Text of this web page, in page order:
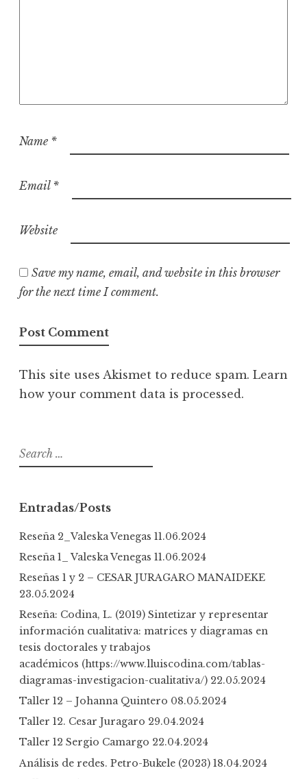
Name *
Email *
Website
Save my name, email, and website in this browser
for the next time I comment.
This site uses Akismet to reduce spam. Learn
how your comment data is processed .
S
e
c
h
r
:
Entradas/Posts
Reseña 2_Valeska Venegas 11.06.2024
Reseña 1_ Valeska Venegas 11.06.2024
Reseñas 1 y 2 – CESAR JURAGARO MANAIDEKE
23.05.2024
Reseña: Codina, L. (2019) Sintetizar y representar
información cualitativa: matrices y diagramas en
tesis doctorales y trabajos
académicos (https://www.lluiscodina.com/tablas-
diagramas-investigacion-cualitativa/) 22.05.2024
Taller 12 – Johanna Quintero 08.05.2024
Taller 12. Cesar Juragaro 29.04.2024
Taller 12 Sergio Camargo 22.04.2024
Análisis de redes. Petro-Bukele (2023) 18.04.2024